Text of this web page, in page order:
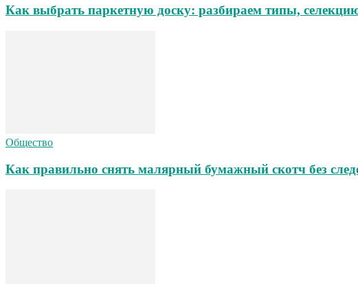
Как выбрать паркетную доску: разбираем типы,
Общество
Как правильно снять малярный бумажный скотч без